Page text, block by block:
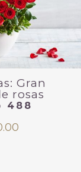
Gran
rosas
488